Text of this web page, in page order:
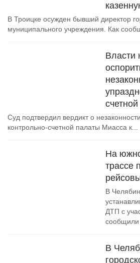
В Троицке осужден бывший директор
муниципального учреждения. Как
Власти
Суд подтвердил вердикт о
контрольно-счетной палаты Миасса к...
На
трассе
В
ДТП с
сообщили
В